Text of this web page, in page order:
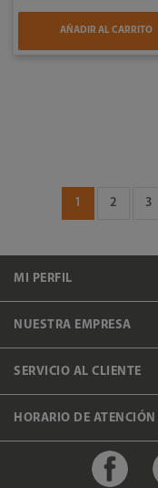
AÑADIR AL CARRITO
1 2 3
MI PERFIL
NUESTRA EMPRESA
SERVICIO AL CLIENTE
HORARIO DE ATENCIÓN